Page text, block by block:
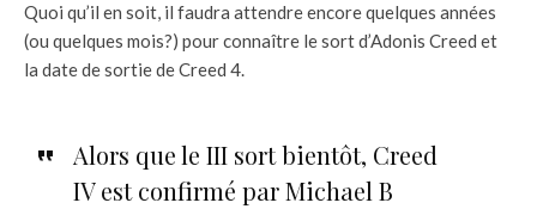
Quoi qu’il en soit, il faudra attendre encore quelques années
(ou quelques mois?) pour connaître le sort d’Adonis Creed et
la date de sortie de Creed 4.
Alors que le III sort bientôt, Creed
IV est confirmé par Michael B